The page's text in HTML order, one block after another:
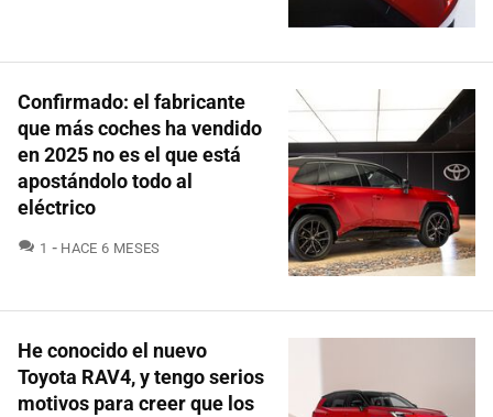
Confirmado: el fabricante
que más coches ha vendido
en 2025 no es el que está
apostándolo todo al
eléctrico
1 COMENTARIOS
HACE 6 MESES
He conocido el nuevo
Toyota RAV4, y tengo serios
motivos para creer que los